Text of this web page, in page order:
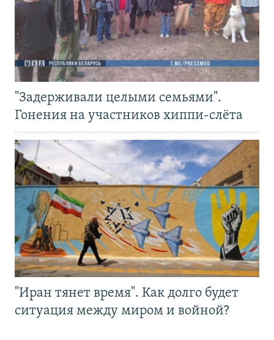
"Задерживали целыми семьями".
Гонения на участников хиппи-слёта
"Иран тянет время". Как долго будет
ситуация между миром и войной?